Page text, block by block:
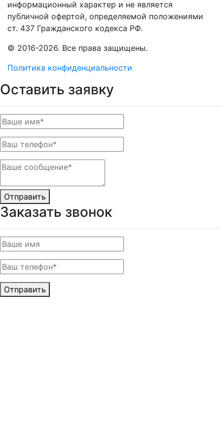
информационный характер и не является
публичной офертой, определяемой положениями
ст. 437 Гражданского кодекса РФ.
© 2016-2026. Все права защищены.
Политика конфиденциальности
Оставить заявку
Отправить
Заказать звонок
Отправить